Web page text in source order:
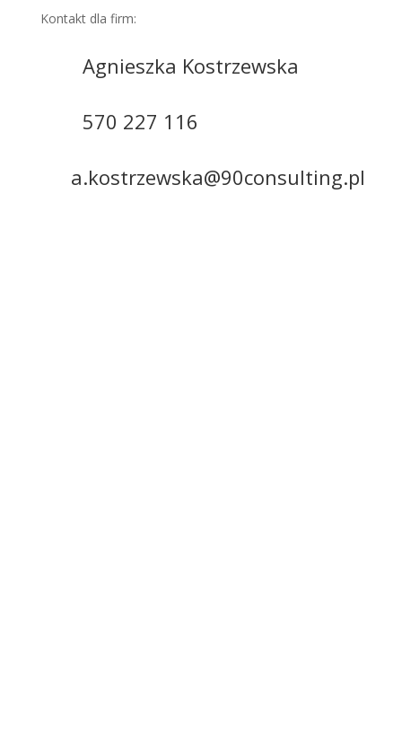
Kontakt dla firm:
Agnieszka Kostrzewska
570 227 116
a.kostrzewska@90consulting.pl